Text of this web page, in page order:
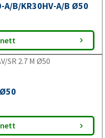
B/KR30HV-A/B Ø50
nett